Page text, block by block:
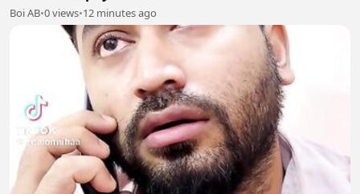
Boi AB•0 views•12 minutes ago